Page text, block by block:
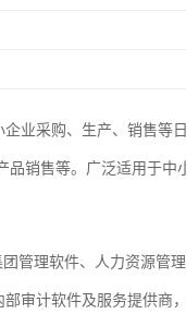
业采购、生产、销售
销售等。广泛适用于中
管理软件、人力资源
审计软件及服务提供商